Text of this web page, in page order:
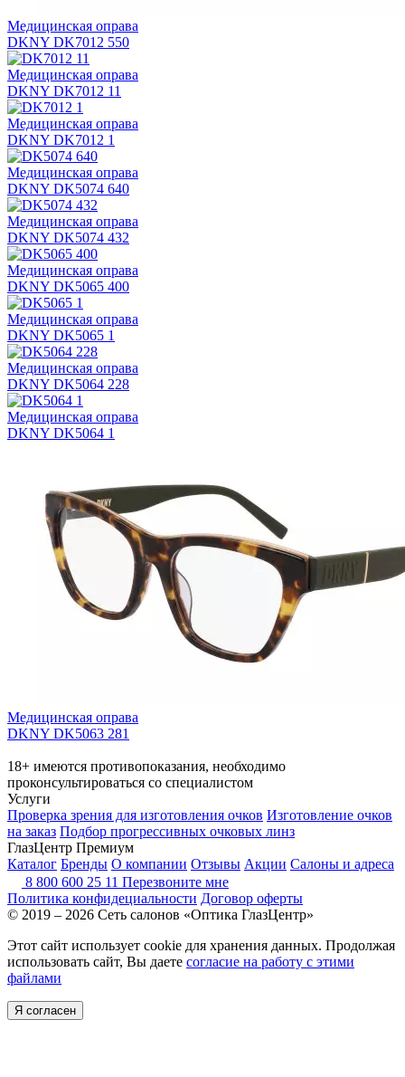
Медицинская оправа
DKNY DK7012 550
Медицинская оправа
DKNY DK7012 11
Медицинская оправа
DKNY DK7012 1
Медицинская оправа
DKNY DK5074 640
Медицинская оправа
DKNY DK5074 432
Медицинская оправа
DKNY DK5065 400
Медицинская оправа
DKNY DK5065 1
Медицинская оправа
DKNY DK5064 228
Медицинская оправа
DKNY DK5064 1
Медицинская оправа
DKNY DK5063 281
18+ имеются противопоказания, необходимо
проконсультироваться со специалистом
Услуги
Проверка зрения для изготовления очков Изготовление очков
на заказ Подбор прогрессивных очковых линз
ГлазЦентр Премиум
Каталог Бренды О компании Отзывы Акции Салоны и адреса
8 800 600 25 11 Перезвоните мне
Политика конфидециальности Договор оферты
© 2019 – 2026 Сеть салонов «Оптика ГлазЦентр»
Этот сайт использует cookie для хранения данных. Продолжая
использовать сайт, Вы даете согласие на работу с этими
файлами
Я согласен